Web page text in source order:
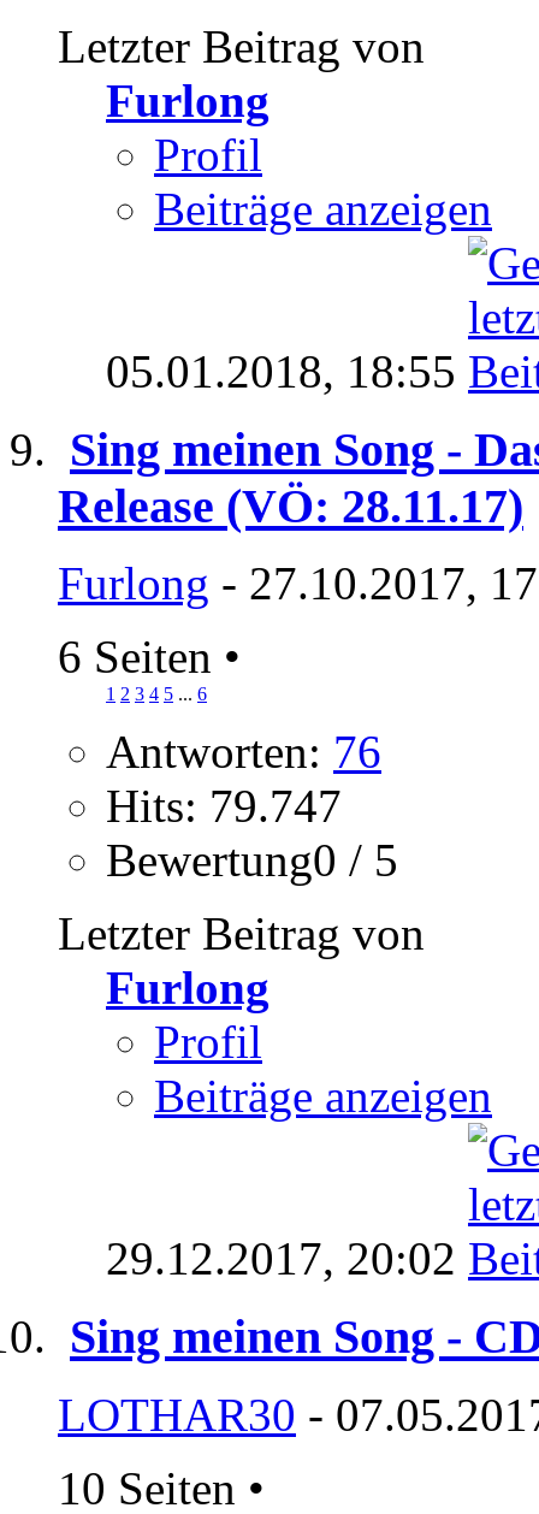
Letzter Beitrag von
Furlong
Profil
Beiträge anzeigen
05.01.2018, 18:55
Sing meinen Song -
Release (VÖ: 28.11.17)
Furlong - 27.10.2017,
6 Seiten •
1 2 3 4 5 ... 6
Antworten: 76
Hits: 79.747
Bewertung0 / 5
Letzter Beitrag von
Furlong
Profil
Beiträge anzeigen
29.12.2017, 20:02
Sing meinen Song -
LOTHAR30 -
10 Seiten •